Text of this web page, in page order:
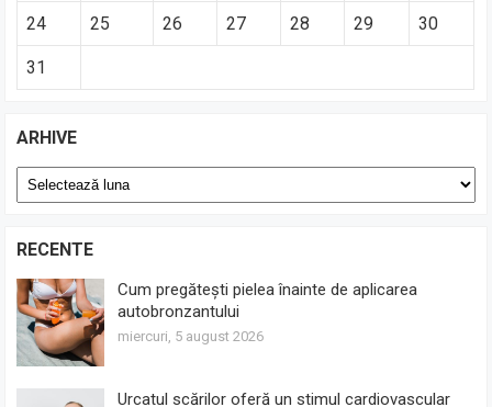
24 25 26 27 28 29 30
31
ARHIVE
Arhive
RECENTE
Cum pregătești pielea înainte de aplicarea
autobronzantului
miercuri, 5 august 2026
Urcatul scărilor oferă un stimul cardiovascular